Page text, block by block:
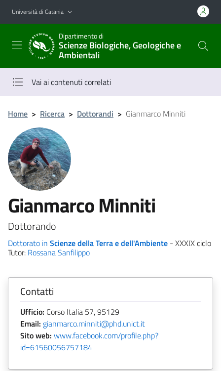
Vai al contenuto principale
Vai al menu di navigazione
Università di Catania
Dipartimento di
Scienze Biologiche, Geologiche e
Ambientali
Vai ai contenuti correlati
Home > Ricerca > Dottorandi > Gianmarco Minniti
Gianmarco Minniti
Dottorando
Dottorato in Scienze della Terra e dell'Ambiente - XXXIX ciclo
Tutor: Rossana Sanfilippo
Contatti
Ufficio: Corso Italia 57, 95129
Email: gianmarco.minniti@phd.unict.it
Sito web: www.facebook.com/profile.php?
id=61560056757184